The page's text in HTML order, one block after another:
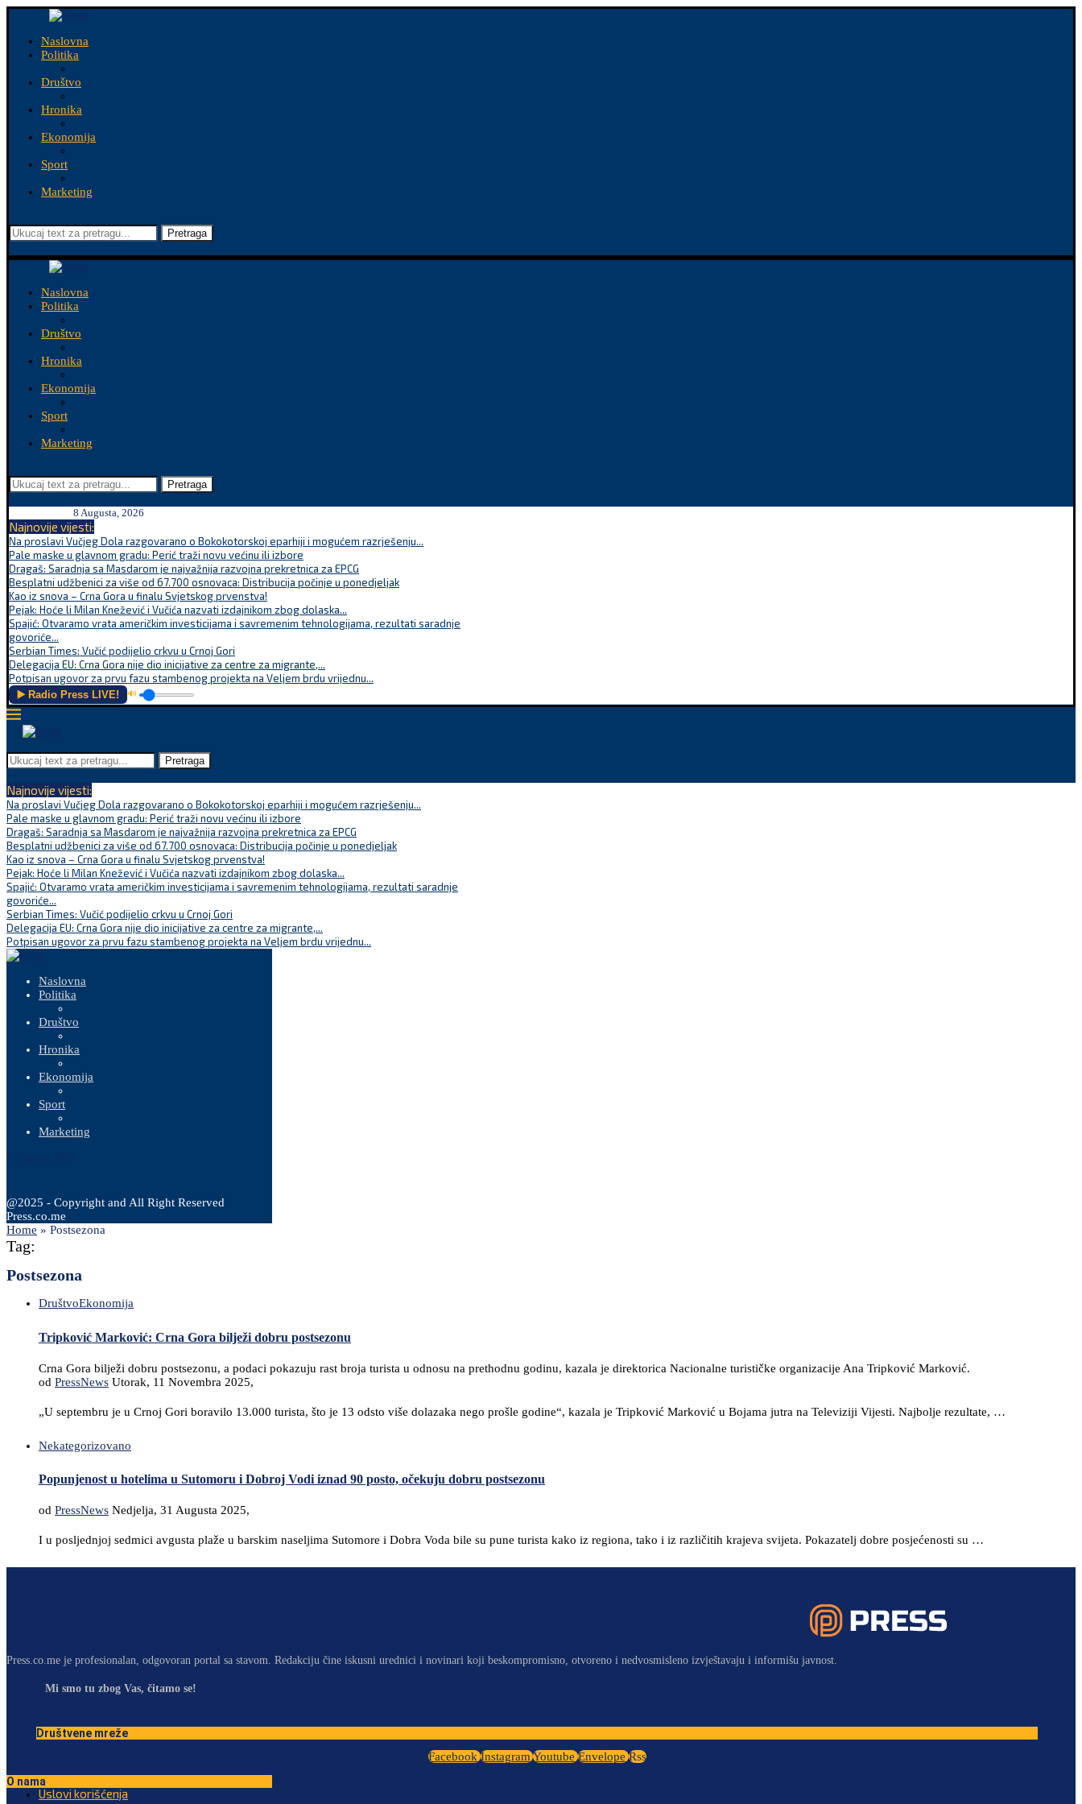
Naslovna
Politika
Društvo
Hronika
Ekonomija
Sport
Marketing
Pretraga
Naslovna
Politika
Društvo
Hronika
Ekonomija
Sport
Marketing
Pretraga
8 Augusta, 2026
Najnovije vijesti:
Na proslavi Vučjeg Dola razgovarano o Bokokotorskoj eparhiji i mogućem razrješenju...
Pale maske u glavnom gradu: Perić traži novu većinu ili izbore
Dragaš: Saradnja sa Masdarom je najvažnija razvojna prekretnica za EPCG
Besplatni udžbenici za više od 67.700 osnovaca: Distribucija počinje u ponedjeljak
Kao iz snova – Crna Gora u finalu Svjetskog prvenstva!
Pejak: Hoće li Milan Knežević i Vučića nazvati izdajnikom zbog dolaska...
Spajić: Otvaramo vrata američkim investicijama i savremenim tehnologijama, rezultati saradnje
govoriće...
Serbian Times: Vučić podijelio crkvu u Crnoj Gori
Delegacija EU: Crna Gora nije dio inicijative za centre za migrante,...
Potpisan ugovor za prvu fazu stambenog projekta na Veljem brdu vrijednu...
▶️ Radio Press LIVE! 🔊
Pretraga
Najnovije vijesti:
Na proslavi Vučjeg Dola razgovarano o Bokokotorskoj eparhiji i mogućem razrješenju...
Pale maske u glavnom gradu: Perić traži novu većinu ili izbore
Dragaš: Saradnja sa Masdarom je najvažnija razvojna prekretnica za EPCG
Besplatni udžbenici za više od 67.700 osnovaca: Distribucija počinje u ponedjeljak
Kao iz snova – Crna Gora u finalu Svjetskog prvenstva!
Pejak: Hoće li Milan Knežević i Vučića nazvati izdajnikom zbog dolaska...
Spajić: Otvaramo vrata američkim investicijama i savremenim tehnologijama, rezultati saradnje
govoriće...
Serbian Times: Vučić podijelio crkvu u Crnoj Gori
Delegacija EU: Crna Gora nije dio inicijative za centre za migrante,...
Potpisan ugovor za prvu fazu stambenog projekta na Veljem brdu vrijednu...
Naslovna
Politika
Društvo
Hronika
Ekonomija
Sport
Marketing
@2025 - Copyright and All Right Reserved
Press.co.me
Home » Postsezona
Tag:
Postsezona
DruštvoEkonomija
Tripković Marković: Crna Gora bilježi dobru postsezonu
Crna Gora bilježi dobru postsezonu, a podaci pokazuju rast broja turista u odnosu na prethodnu godinu, kazala je direktorica Nacionalne turističke organizacije Ana Tripković Marković.
od PressNews Utorak, 11 Novembra 2025,
„U septembru je u Crnoj Gori boravilo 13.000 turista, što je 13 odsto više dolazaka nego prošle godine“, kazala je Tripković Marković u Bojama jutra na Televiziji Vijesti. Najbolje rezultate, …
Nekategorizovano
Popunjenost u hotelima u Sutomoru i Dobroj Vodi iznad 90 posto, očekuju dobru postsezonu
od PressNews Nedjelja, 31 Augusta 2025,
I u posljednjoj sedmici avgusta plaže u barskim naseljima Sutomore i Dobra Voda bile su pune turista kako iz regiona, tako i iz različitih krajeva svijeta. Pokazatelj dobre posjećenosti su …
Press.co.me je profesionalan, odgovoran portal sa stavom. Redakciju čine iskusni urednici i novinari koji beskompromisno, otvoreno i nedvosmisleno izvještavaju i informišu javnost.
Mi smo tu zbog Vas, čitamo se!
Društvene mreže
Facebook Instagram Youtube Envelope Rss
O nama
Uslovi korišćenja